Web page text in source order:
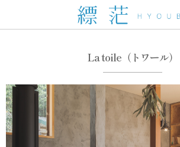
La toile（トワール）